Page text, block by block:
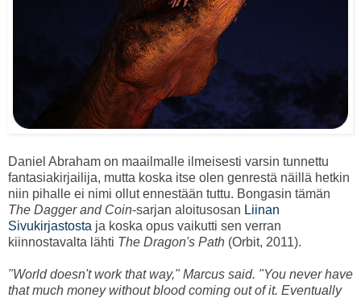
Daniel Abraham on maailmalle ilmeisesti varsin tunnettu
fantasiakirjailija, mutta koska itse olen genrestä näillä hetkin
niin pihalle ei nimi ollut ennestään tuttu. Bongasin tämän
The Dagger and Coin-sarjan aloitusosan Liinan
Sivukirjastosta ja koska opus vaikutti sen verran
kiinnostavalta lähti The Dragon's Path (Orbit, 2011).
"World doesn't work that way," Marcus said. "You never have
that much money without blood coming out of it. Eventually